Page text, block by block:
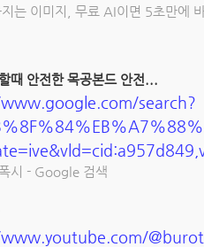
는 이미지, 무료 AI이면 5초만에
때 안전한 목공본드 안전...
search?
시 - Google 검색